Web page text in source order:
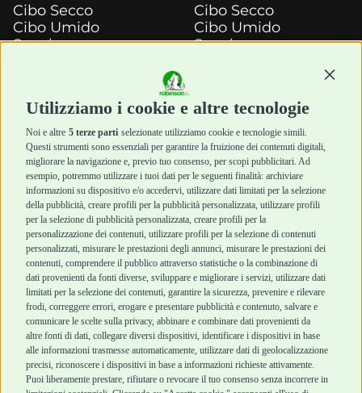
Utilizziamo i cookie e altre tecnologie
Noi e altre 5 terze parti selezionate utilizziamo cookie e tecnologie simili.
Questi strumenti sono essenziali per garantire la fruizione dei contenuti digitali,
migliorare la navigazione e, previo tuo consenso, per scopi pubblicitari. Ad
esempio, potremmo utilizzare i tuoi dati per le seguenti finalità: archiviare
informazioni su dispositivo e/o accedervi, utilizzare dati limitati per la selezione
della pubblicità, creare profili per la pubblicità personalizzata, utilizzare profili
per la selezione di pubblicità personalizzata, creare profili per la
personalizzazione dei contenuti, utilizzare profili per la selezione di contenuti
personalizzati, misurare le prestazioni degli annunci, misurare le prestazioni dei
contenuti, comprendere il pubblico attraverso statistiche o la combinazione di
dati provenienti da fonti diverse, sviluppare e migliorare i servizi, utilizzare dati
limitati per la selezione dei contenuti, garantire la sicurezza, prevenire e rilevare
frodi, correggere errori, erogare e presentare pubblicità e contenuto, salvare e
comunicare le scelte sulla privacy, abbinare e combinare dati provenienti da
altre fonti di dati, collegare diversi dispositivi, identificare i dispositivi in base
alle informazioni trasmesse automaticamente, utilizzare dati di geolocalizzazione
precisi, riconoscere i dispositivi in base a informazioni richieste attivamente.
Puoi liberamente prestare, rifiutare o revocare il tuo consenso senza incorrere in
Cibo Secco
Cibo Umido
Snack e
Igiene e Pulizia
Accessori
Cani Mini
Top Quality
Cibo Secco
Cibo Umido
Snack e
Igiene e Pulizia
Accessori
Top Quality
Robinson Pet Shop
Chi siamo
Punti vendita
Marchi
Blog
Assistenza Robinson
Pet Shop
Offerte
Promozioni
Recensioni Feedaty
Acquisti sicuri
Termini e condizioni
di vendita
Cashback
Metodi di
pagamento
Recesso e Reso
Spedizioni